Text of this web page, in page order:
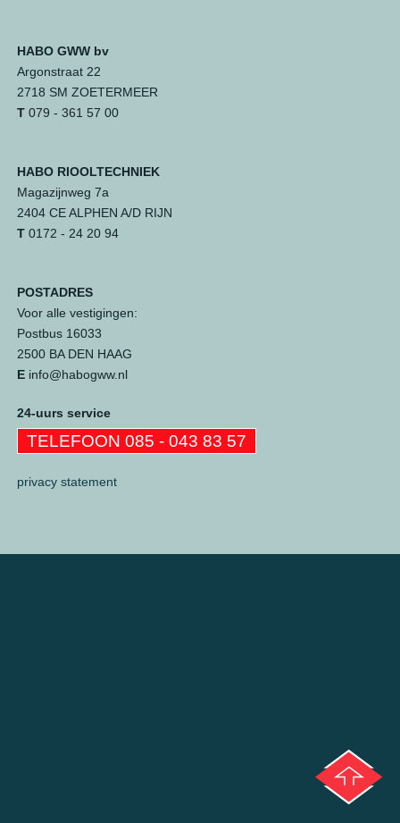
HABO GWW bv
Argonstraat 22
2718 SM ZOETERMEER
T079 - 361 57 00
HABO RIOOLTECHNIEK
Magazijnweg 7a
2404 CE ALPHEN A/D RIJN
T0172 - 24 20 94
POSTADRES
Voor alle vestigingen:
Postbus 16033
2500 BA DEN HAAG
Einfo@habogww.nl
24-uurs service
TELEFOON 085 - 043 83 57
privacy statement